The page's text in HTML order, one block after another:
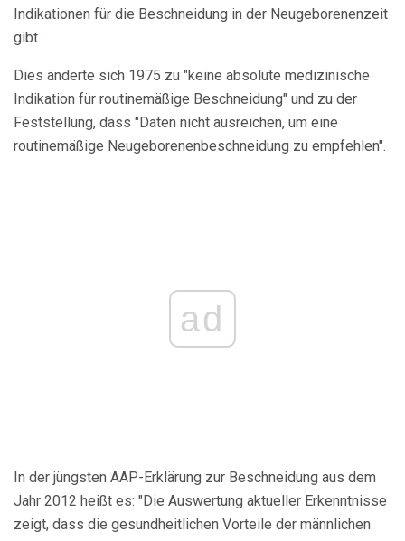
Indikationen für die Beschneidung in der Neugeborenenzeit
gibt.
Dies änderte sich 1975 zu "keine absolute medizinische
Indikation für routinemäßige Beschneidung" und zu der
Feststellung, dass "Daten nicht ausreichen, um eine
routinemäßige Neugeborenenbeschneidung zu empfehlen".
ad
In der jüngsten AAP-Erklärung zur Beschneidung aus dem
Jahr 2012 heißt es: "Die Auswertung aktueller Erkenntnisse
zeigt, dass die gesundheitlichen Vorteile der männlichen